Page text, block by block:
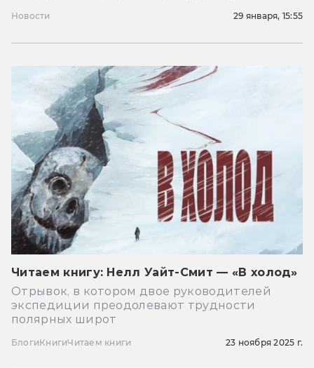
Новости 29 января, 15:55
Читаем книгу: Нелл Уайт-Смит — «В холод»
Отрывок, в котором двое руководителей
экспедиции преодолевают трудности
полярных широт
БлогиКнигиЧитаем книги 23 ноября 2025 г.